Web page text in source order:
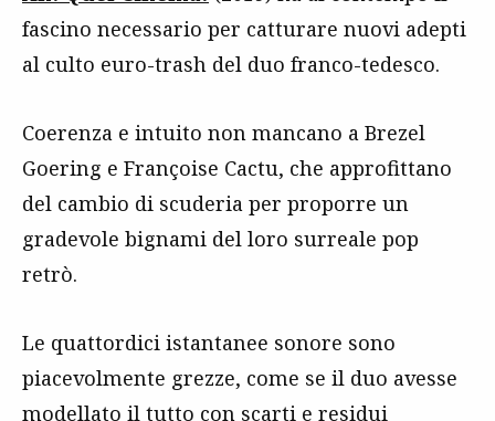
fascino necessario per catturare nuovi adepti
al culto euro-trash del duo franco-tedesco.
Coerenza e intuito non mancano a Brezel
Goering e Françoise Cactu, che approfittano
del cambio di scuderia per proporre un
gradevole bignami del loro surreale pop
retrò.
Le quattordici istantanee sonore sono
piacevolmente grezze, come se il duo avesse
modellato il tutto con scarti e residui